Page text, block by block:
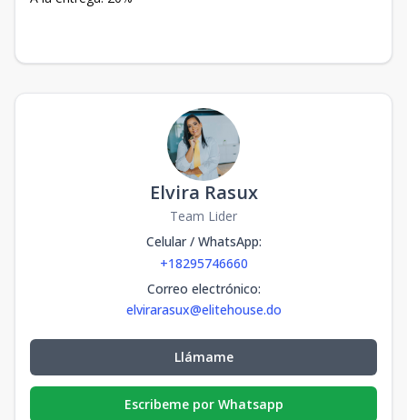
Elvira Rasux
Team Lider
Celular / WhatsApp:
+18295746660
Correo electrónico:
elvirarasux@elitehouse.do
Llámame
Escribeme por Whatsapp